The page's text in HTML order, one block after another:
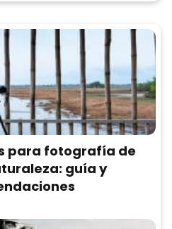
para fotografía de
guía y